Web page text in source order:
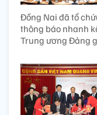
Đồng Nai đã tổ
thông báo nhanh
Trung ương Đảng